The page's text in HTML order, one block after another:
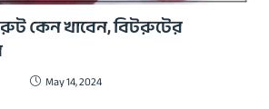
কেন খাবেন, বিটরুটের
May 14, 2024